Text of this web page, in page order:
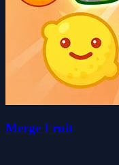
Merge Fruit